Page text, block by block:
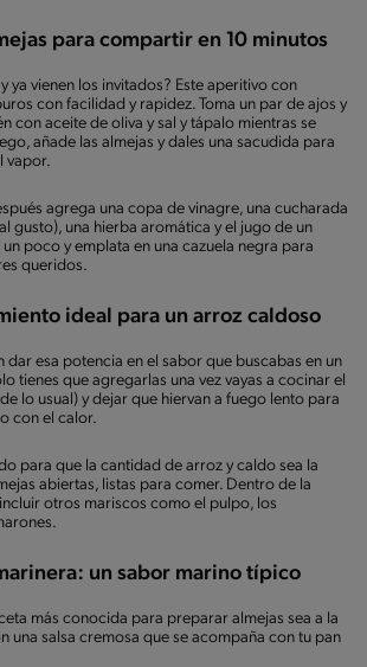
para compartir en 10 minutos
ya vienen los invitados? Este aperitivo con
con facilidad y rapidez. Toma un par de ajos y
con aceite de oliva y sal y tápalo mientras se
añade las almejas y dales una sacudida para
vapor.
agrega una copa de vinagre, una cucharada
gusto), una hierba aromática y el jugo de un
poco y emplata en una cazuela negra para
queridos.
ideal para un arroz caldoso
dar esa potencia en el sabor que buscabas en un
tienes que agregarlas una vez vayas a cocinar el
lo usual) y dejar que hiervan a fuego lento para
con el calor.
para que la cantidad de arroz y caldo sea la
abiertas, listas para comer. Dentro de la
otros mariscos como el pulpo, los
un sabor marino típico
más conocida para preparar almejas sea a la
una salsa cremosa que se acompaña con tu pan